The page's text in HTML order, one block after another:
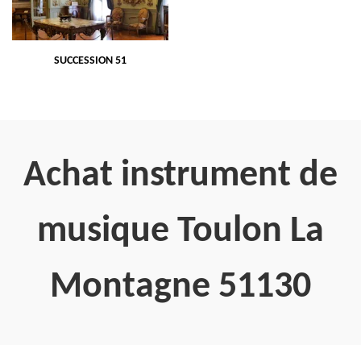
SUCCESSION 51
Achat instrument de
musique Toulon La
Montagne 51130